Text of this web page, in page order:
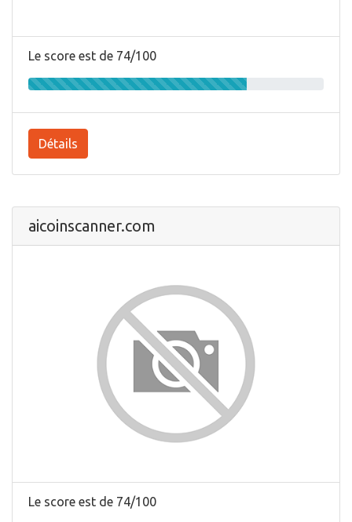
Le score est de 74/100
Détails
aicoinscanner.com
Le score est de 74/100